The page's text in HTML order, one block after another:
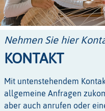
Nehmen Sie hier
KONTAKT
Mit untenstehendem
allgemeine Anfragen
aber auch anrufen oder